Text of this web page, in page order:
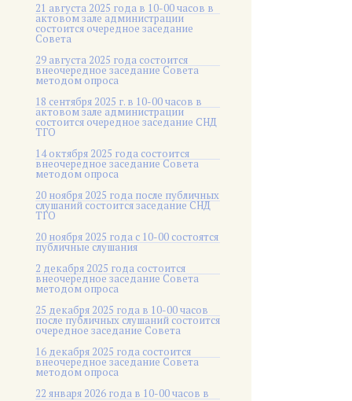
21 августа 2025 года в 10-00 часов в
актовом зале администрации
состоится очередное заседание
Совета
29 августа 2025 года состоится
внеочередное заседание Совета
методом опроса
18 сентября 2025 г. в 10-00 часов в
актовом зале администрации
состоится очередное заседание СНД
ТГО
14 октября 2025 года состоится
внеочередное заседание Совета
методом опроса
20 ноября 2025 года после публичных
слушаний состоится заседание СНД
ТГО
20 ноября 2025 года c 10-00 состоятся
публичные слушания
2 декабря 2025 года состоится
внеочередное заседание Совета
методом опроса
25 декабря 2025 года в 10-00 часов
после публичных слушаний состоится
очередное заседание Совета
16 декабря 2025 года состоится
внеочередное заседание Совета
методом опроса
22 января 2026 года в 10-00 часов в